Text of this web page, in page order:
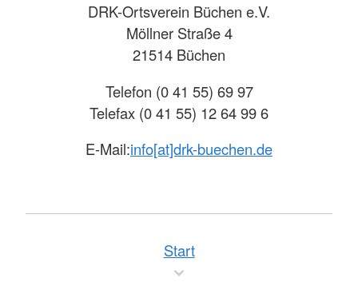
DRK-Ortsverein Büchen e.V.
Möllner Straße 4
21514 Büchen
Telefon (0 41 55) 69 97
Telefax (0 41 55) 12 64 99 6
E-Mail:info[at]drk-buechen.de
Start